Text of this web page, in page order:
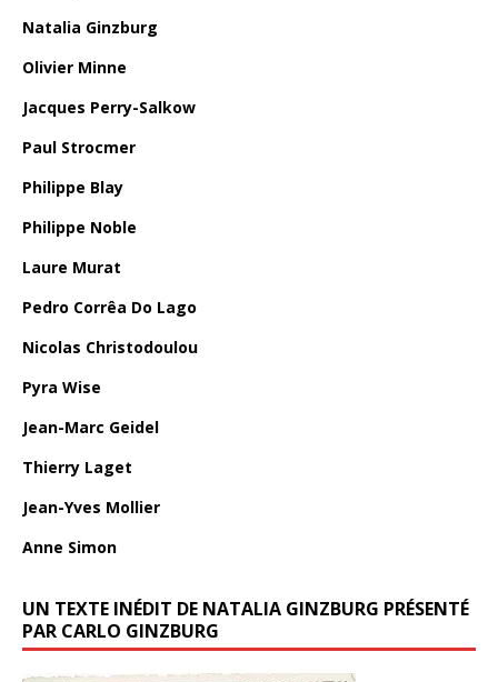
Natalia Ginzburg
Olivier Minne
Jacques Perry-Salkow
Paul Strocmer
Philippe Blay
Philippe Noble
Laure Murat
Pedro Corrêa Do Lago
Nicolas Christodoulou
Pyra Wise
Jean-Marc Geidel
Thierry Laget
Jean-Yves Mollier
Anne Simon
UN TEXTE INÉDIT DE NATALIA GINZBURG PRÉSENTÉ
PAR CARLO GINZBURG